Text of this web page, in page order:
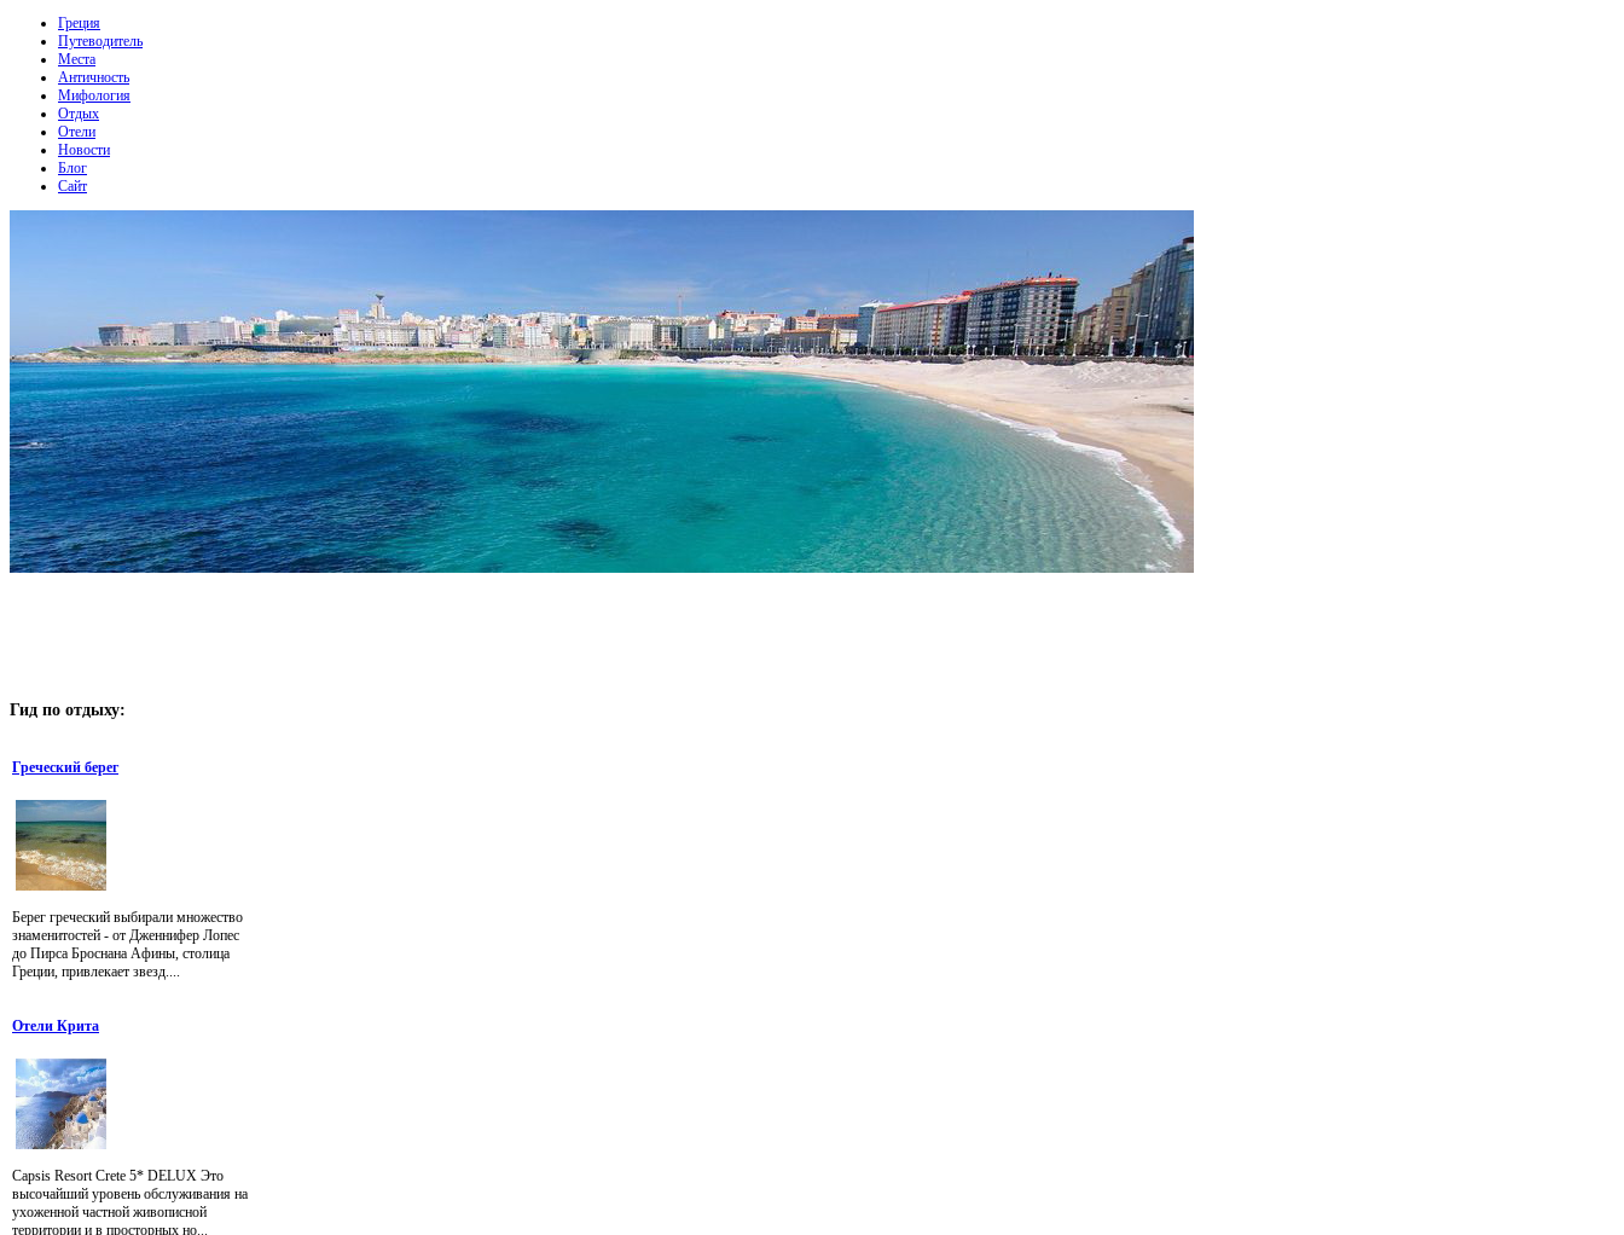
Греция
Путеводитель
Места
Античность
Мифология
Отдых
Отели
Новости
Блог
Сайт
Гид по отдыху:
Греческий берег
Берег греческий выбирали множество
знаменитостей - от Дженнифер Лопес
до Пирса Броснана Афины, столица
Греции, привлекает звезд....
Отели Крита
Capsis Resort Crete 5* DELUX Это
высочайший уровень обслуживания на
ухоженной частной живописной
территории и в просторных но...